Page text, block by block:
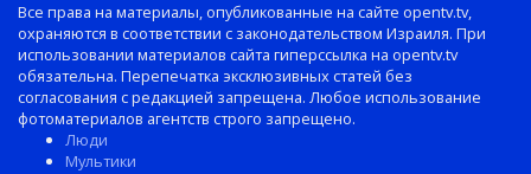
Все права на материалы, опубликованные на сайте opentv.tv,
охраняются в соответствии с законодательством Израиля. При
использовании материалов сайта гиперссылка на opentv.tv
обязательна. Перепечатка эксклюзивных статей без
согласования с редакцией запрещена. Любое использование
фотоматериалов агентств строго запрещено.
Люди
Мультики